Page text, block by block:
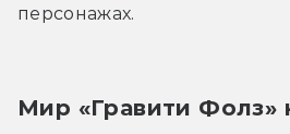
персонажах.
Мир «Гравити Фолз»